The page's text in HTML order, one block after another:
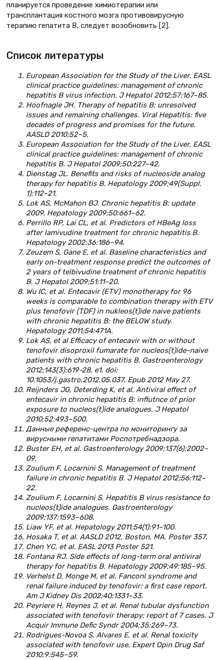
планируется проведение химиотерапии или
трансплантация костного мозга противовирусную
терапию гепатита В, следует возобновить [2].
Список литературы
European Association for the Study of the Liver. EASL
clinical practice guidelines: management of chronic
hepatitis B virus infection. J Hepatol 2012;57:167–85.
Hoofnagle JH. Therapy of hepatitis B: unresolved
issues and remaining challenges. Viral Hepatitis: five
decades of progress and promises for the future.
AASLD 2010;52–5.
European Association for the Study of the Liver. EASL
clinical practice guidelines: management of chronic
hepatitis B. J Hepatol 2009;50:227–42.
Dienstag JL. Benefits and risks of nucleoside analog
therapy for hepatitis B. Hepatology 2009;49(Suppl.
1):112–21.
Lok AS, McMahon BJ. Chronic hepatitis B: update
2009. Hepatology 2009;50:661–62.
Perrillo RP, Lai CL, et al. Predictors of HBeAg loss
after lamivudine treatment for chronic hepatitis B.
Hepatology 2002;36:186–94.
Zeuzem S, Gane E, et al. Baseline characteristics and
early on-treatment response predict the outcomes of
2 years of telbivudine treatment of chronic hepatitis
B. J Hepatol 2009;51:11–20.
Wu IC, et al. Entecavir (ETV) monotherapy for 96
weeks is comparable to combination therapy with ETV
plus tenofovir (TDF) in nukleos(t)ide naive patients
with chronic hepatitis B: the BELOW study.
Hepatology 2011;54:471A.
Lok AS, et al Efficacy of entecavir with or without
tenofovir disoproxil fumarate for nucleos(t)ide-naive
patients with chronic hepatitis B. Gastroenterology
2012;143(3):619-28. e1. doi:
10.1053/j.gastro.2012.05.037. Epub 2012 May 27.
Reijnders JG, Deterding K, et al. Antiviral effect of
entecavir in chronic hepatitis B: influtnce of prior
exposure to nucleos(t)ide analogues. J Hepatol
2010;52:493–500.
Данные референс-центра по мониторингу за
вирусными гепатитами Роспотребнадзора.
Buster EH, et al. Gastroenterology 2009;137(6):2002–
09.
Zoulium F, Locarnini S. Management of treatment
failure in chronic hepatitis B. J Hepatol 2012;56:112–
22.
Zoulium F, Locarnini S. Hepatitis B virus resistance to
nucleos(t)ide analogues. Gastroenterology
2009;137:1593–608.
Liaw YF, et al. Hepatology 2011;54(1):91–100.
Hosaka T, et al. AASLD 2012, Boston, MA. Poster 357.
Chen YC, et al. EASL 2013 Poster 521.
Fontana RJ. Side effects of long-term oral antiviral
therapy for hepatitis B. Hepatology 2009;49:185–95.
Verhelst D, Monge M, et al. Fanconi syndrome and
renal failure induced by tenofovir: a first case report.
Am J Kidney Dis 2002;40:1331–33.
Peyriere H, Reynes J, et al. Renal tubular dysfunction
associated with tenofovir therapy: report of 7 cases. J
Acquir Immune Defic Syndr 2004;35:269–73.
Rodrigues-Novoa S, Alvares E, et al. Renal toxicity
associated with tenofovir use. Expert Opin Drug Saf
2010;9:545–59.